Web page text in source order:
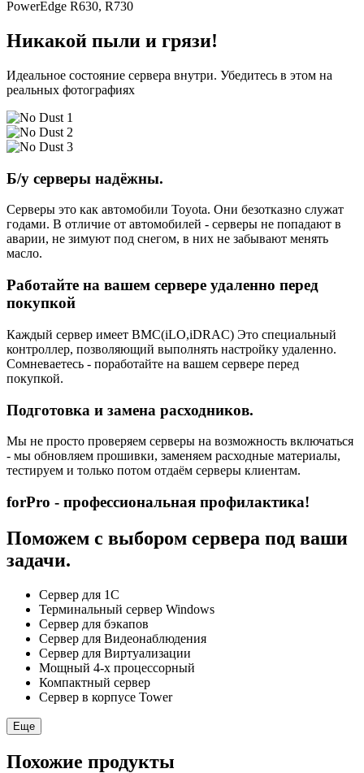
PowerEdge R630, R730
Никакой пыли и грязи!
Идеальное состояние сервера внутри. Убедитесь в этом на
реальных фотографиях
Б/у серверы надёжны.
Серверы это как автомобили Toyota. Они безотказно служат
годами. В отличие от автомобилей - серверы не попадают в
аварии, не зимуют под снегом, в них не забывают менять
масло.
Работайте на вашем сервере удаленно перед
покупкой
Каждый сервер имеет BMC(iLO,iDRAC) Это специальный
контроллер, позволяющий выполнять настройку удаленно.
Сомневаетесь - поработайте на вашем сервере перед
покупкой.
Подготовка и замена расходников.
Мы не просто проверяем серверы на возможность включаться
- мы обновляем прошивки, заменяем расходные материалы,
тестируем и только потом отдаём серверы клиентам.
forPro - профессиональная профилактика!
Поможем с выбором сервера под ваши
задачи.
Сервер для 1С
Терминальный сервер Windows
Сервер для бэкапов
Сервер для Видеонаблюдения
Сервер для Виртуализации
Мощный 4-х процессорный
Компактный сервер
Сервер в корпусе Tower
Еще
Похожие продукты